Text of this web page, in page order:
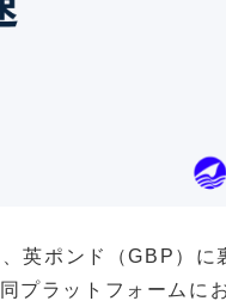
英ポンド（GBP）に
プラットフォームに